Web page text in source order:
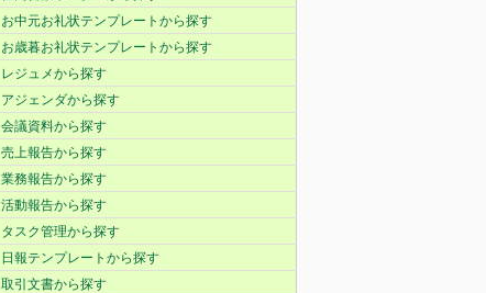
お中元お礼状テンプレートから探す
お歳暮お礼状テンプレートから探す
レジュメから探す
アジェンダから探す
会議資料から探す
売上報告から探す
業務報告から探す
活動報告から探す
タスク管理から探す
日報テンプレートから探す
取引文書から探す